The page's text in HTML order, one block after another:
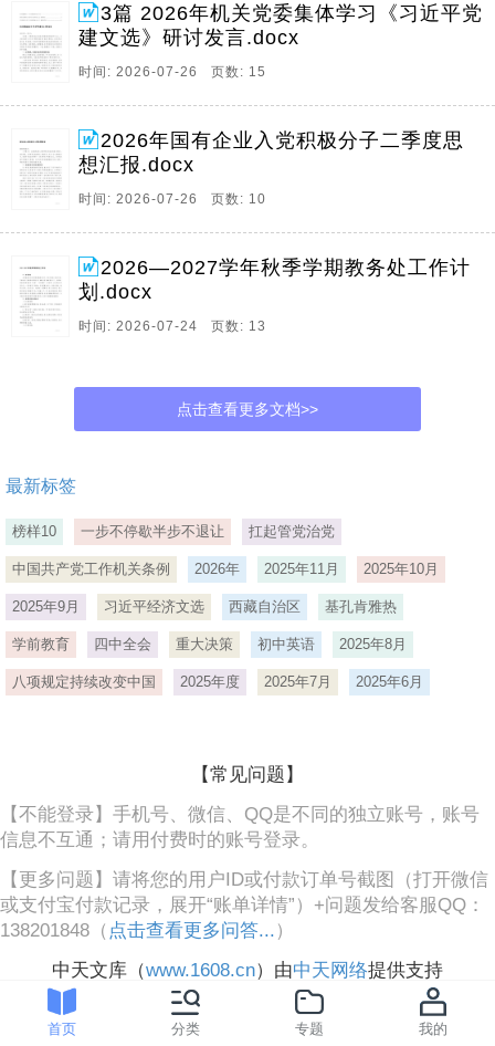
3篇 2026年机关党委集体学习《习近平党
建文选》研讨发言.docx
时间: 2026-07-26 页数: 15
2026年国有企业入党积极分子二季度思
想汇报.docx
时间: 2026-07-26 页数: 10
2026—2027学年秋季学期教务处工作计
划.docx
时间: 2026-07-24 页数: 13
点击查看更多文档>>
最新标签
榜样10 一步不停歇半步不退让 扛起管党治党
中国共产党工作机关条例 2026年 2025年11月 2025年10月
2025年9月 习近平经济文选 西藏自治区 基孔肯雅热
学前教育 四中全会 重大决策 初中英语 2025年8月
八项规定持续改变中国 2025年度 2025年7月 2025年6月
【常见问题】
【不能登录】手机号、微信、QQ是不同的独立账号，账号
信息不互通；请用付费时的账号登录。
【更多问题】请将您的用户ID或付款订单号截图（打开微信
或支付宝付款记录，展开“账单详情”）+问题发给客服QQ：
138201848（ 点击查看更多问答... ）
中天文库（www.1608.cn）由中天网络提供支持
首页 分类 专题 我的